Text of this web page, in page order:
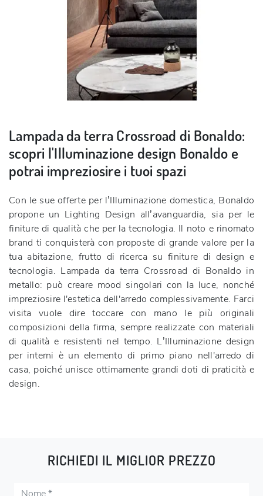
Lampada da terra Crossroad di Bonaldo:
scopri l'Illuminazione design Bonaldo e
potrai impreziosire i tuoi spazi
Con le sue offerte per l’Illuminazione domestica, Bonaldo
propone un Lighting Design all’avanguardia, sia per le
finiture di qualità che per la tecnologia. Il noto e rinomato
brand ti conquisterà con proposte di grande valore per la
tua abitazione, frutto di ricerca su finiture di design e
tecnologia. Lampada da terra Crossroad di Bonaldo in
metallo: può creare mood singolari con la luce, nonché
impreziosire l'estetica dell'arredo complessivamente. Farci
visita vuole dire toccare con mano le più originali
composizioni della firma, sempre realizzate con materiali
di qualità e resistenti nel tempo. L’Illuminazione design
per interni è un elemento di primo piano nell'arredo di
casa, poiché unisce ottimamente grandi doti di praticità e
design.
RICHIEDI IL MIGLIOR PREZZO